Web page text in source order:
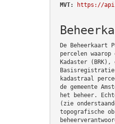
MVT:
https://
De Beheerkaart
percelen
Kadaster
Basisregistratie
kadastraal
de gemeente
het beheer.
(zie
topografische